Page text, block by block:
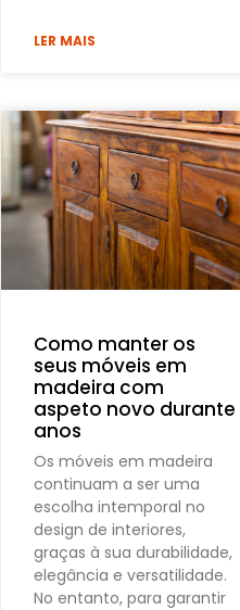
LER MAIS
Como manter os
seus móveis em
madeira com
aspeto novo durante
anos
Os móveis em madeira
continuam a ser uma
escolha intemporal no
design de interiores,
graças à sua durabilidade,
elegância e versatilidade.
No entanto, para garantir